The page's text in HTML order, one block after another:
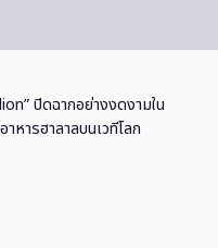
ปิดฉากอย่างงดงามใน
หารฮาลาลบนเวทีโลก